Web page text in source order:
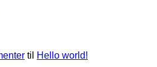
til
Hello world!